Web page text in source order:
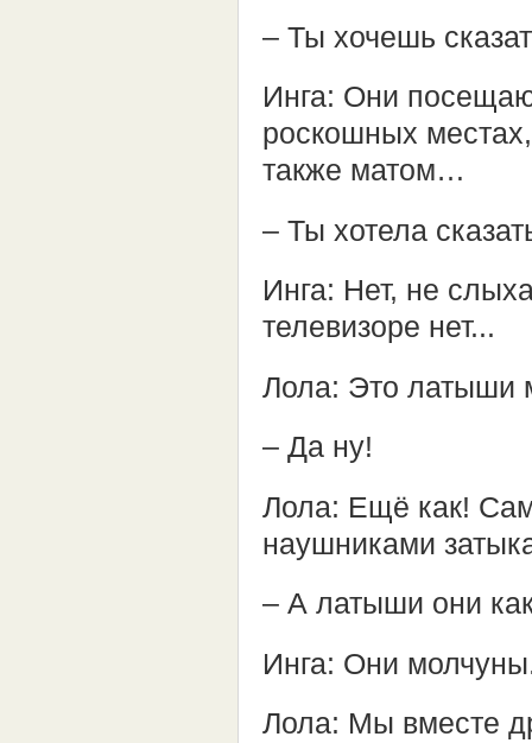
– Ты хочешь
Инга: Они
роскошных
также матом…
– Ты хотела
Инга: Нет, не
телевизоре нет...
Лола: Это латыши
– Да ну!
Лола: Ещё как!
наушниками
– А латыши они
Инга: Они
Лола: Мы вместе